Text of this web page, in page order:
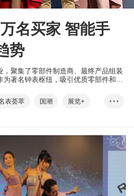
名买家 智能手
势
，聚集了零部件制造商、最终产品组装
著名钟表枢纽，吸引优质零部件和产
表荟萃 国潮
展览+
• • •